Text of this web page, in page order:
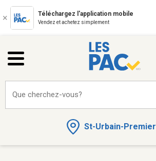
Téléchargez l'application mobile
Vendez et achetez simplement
St-Urbain-Premier
Que cherchez-vous?